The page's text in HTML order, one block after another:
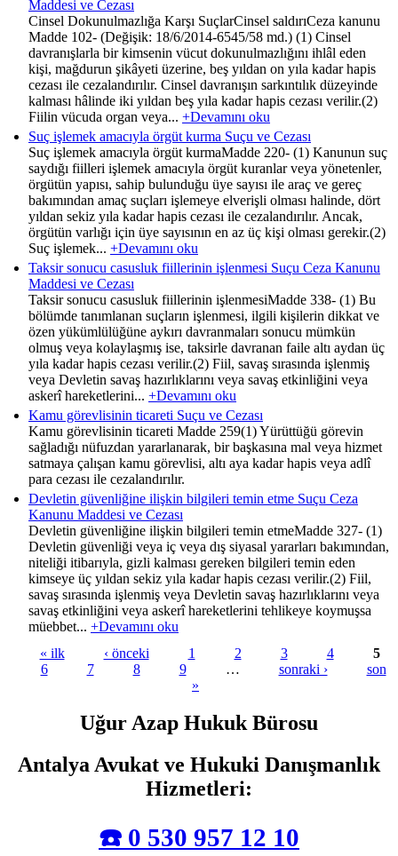
Maddesi ve Cezası
Cinsel Dokunulmazlığa Karşı SuçlarCinsel saldırıCeza kanunu
Madde 102- (Değişik: 18/6/2014-6545/58 md.) (1) Cinsel
davranışlarla bir kimsenin vücut dokunulmazlığını ihlâl eden
kişi, mağdurun şikâyeti üzerine, beş yıldan on yıla kadar hapis
cezası ile cezalandırılır. Cinsel davranışın sarkıntılık düzeyinde
kalması hâlinde iki yıldan beş yıla kadar hapis cezası verilir.(2)
Fiilin vücuda organ veya... +Devamını oku
Suç işlemek amacıyla örgüt kurma Suçu ve Cezası
Suç işlemek amacıyla örgüt kurmaMadde 220- (1) Kanunun suç
saydığı fiilleri işlemek amacıyla örgüt kuranlar veya yönetenler,
örgütün yapısı, sahip bulunduğu üye sayısı ile araç ve gereç
bakımından amaç suçları işlemeye elverişli olması halinde, dört
yıldan sekiz yıla kadar hapis cezası ile cezalandırılır. Ancak,
örgütün varlığı için üye sayısının en az üç kişi olması gerekir.(2)
Suç işlemek... +Devamını oku
Taksir sonucu casusluk fiillerinin işlenmesi Suçu Ceza Kanunu
Maddesi ve Cezası
Taksir sonucu casusluk fiillerinin işlenmesiMadde 338- (1) Bu
bölümde tanımlanan suçların işlenmesi, ilgili kişilerin dikkat ve
özen yükümlülüğüne aykırı davranmaları sonucu mümkün
olmuş veya kolaylaşmış ise, taksirle davranan faile altı aydan üç
yıla kadar hapis cezası verilir.(2) Fiil, savaş sırasında işlenmiş
veya Devletin savaş hazırlıklarını veya savaş etkinliğini veya
askerî hareketlerini... +Devamını oku
Kamu görevlisinin ticareti Suçu ve Cezası
Kamu görevlisinin ticareti Madde 259(1) Yürüttüğü görevin
sağladığı nüfuzdan yararlanarak, bir başkasına mal veya hizmet
satmaya çalışan kamu görevlisi, altı aya kadar hapis veya adlî
para cezası ile cezalandırılır.
Devletin güvenliğine ilişkin bilgileri temin etme Suçu Ceza
Kanunu Maddesi ve Cezası
Devletin güvenliğine ilişkin bilgileri temin etmeMadde 327- (1)
Devletin güvenliği veya iç veya dış siyasal yararları bakımından,
niteliği itibarıyla, gizli kalması gereken bilgileri temin eden
kimseye üç yıldan sekiz yıla kadar hapis cezası verilir.(2) Fiil,
savaş sırasında işlenmiş veya Devletin savaş hazırlıklarını veya
savaş etkinliğini veya askerî hareketlerini tehlikeye koymuşsa
müebbet... +Devamını oku
Sayfalar
« ilk ‹ önceki 1 2 3 4
5
6
7 8 9 … sonraki ›
son
»
Uğur Azap Hukuk Bürosu
Antalya Avukat ve Hukuki Danışmanlık
Hizmetleri:
☎️ 0 530 957 12 10